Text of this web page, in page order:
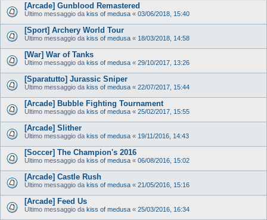
[Arcade] Gunblood Remastered
Ultimo messaggio da kiss of medusa « 03/06/2018, 15:40
[Sport] Archery World Tour
Ultimo messaggio da kiss of medusa « 18/03/2018, 14:58
[War] War of Tanks
Ultimo messaggio da kiss of medusa « 29/10/2017, 13:26
[Sparatutto] Jurassic Sniper
Ultimo messaggio da kiss of medusa « 22/07/2017, 15:44
[Arcade] Bubble Fighting Tournament
Ultimo messaggio da kiss of medusa « 25/02/2017, 15:55
[Arcade] Slither
Ultimo messaggio da kiss of medusa « 19/11/2016, 14:43
[Soccer] The Champion's 2016
Ultimo messaggio da kiss of medusa « 06/08/2016, 15:02
[Arcade] Castle Rush
Ultimo messaggio da kiss of medusa « 21/05/2016, 15:16
[Arcade] Feed Us
Ultimo messaggio da kiss of medusa « 25/03/2016, 16:34